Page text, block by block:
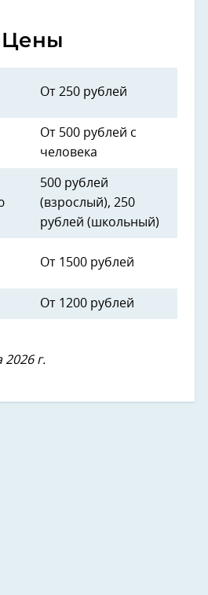
Цены
От 250 рублей
От 500 рублей с
человека
500 рублей
(взрослый), 250
рублей (школьный)
От 1500 рублей
От 1200 рублей
г.